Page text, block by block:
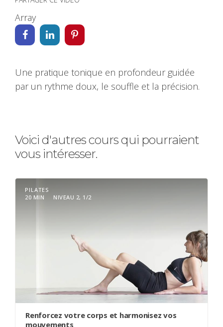
Array
Une pratique tonique en profondeur guidée
par un rythme doux, le souffle et la précision.
Voici d'autres cours qui pourraient
vous intéresser.
PILATES
20 MIN
NIVEAU 2, 1/2
Renforcez votre corps et harmonisez vos
mouvements